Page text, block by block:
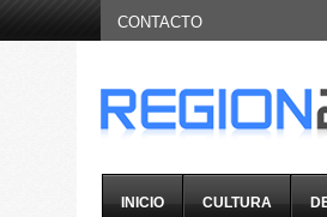
INICIO CULTURA